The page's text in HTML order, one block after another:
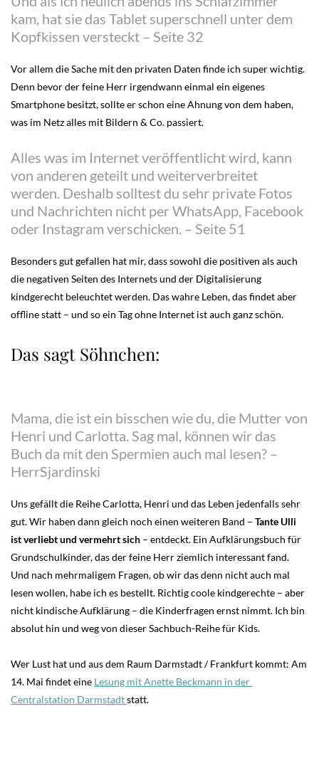
kam, hat sie das Tablet superschnell unter dem
Kopfkissen versteckt – Seite 32
Vor allem die Sache mit den privaten Daten finde ich super wichtig.
Denn bevor der feine Herr irgendwann einmal ein eigenes
Smartphone besitzt, sollte er schon eine Ahnung von dem haben,
was im Netz alles mit Bildern & Co. passiert.
Alles was im Internet veröffentlicht wird, kann
von anderen geteilt und weiterverbreitet
werden. Deshalb solltest du sehr private Fotos
und Nachrichten nicht per WhatsApp, Facebook
oder Instagram verschicken. – Seite 51
Besonders gut gefallen hat mir, dass sowohl die positiven als auch
die negativen Seiten des Internets und der Digitalisierung
kindgerecht beleuchtet werden. Das wahre Leben, das findet aber
offline statt – und so ein Tag ohne Internet ist auch ganz schön.
Das sagt Söhnchen:
Mama, die ist ein bisschen wie du, die Mutter von
Henri und Carlotta. Sag mal, können wir das
Buch da mit den Spermien auch mal lesen? –
HerrSjardinski
Uns gefällt die Reihe Carlotta, Henri und das Leben jedenfalls sehr
gut. Wir haben dann gleich noch einen weiteren Band – Tante Ulli
ist verliebt und vermehrt sich – entdeckt. Ein Aufklärungsbuch für
Grundschulkinder, das der feine Herr ziemlich interessant fand.
Und nach mehrmaligem Fragen, ob wir das denn nicht auch mal
lesen wollen, habe ich es bestellt. Richtig coole kindgerechte – aber
nicht kindische Aufklärung – die Kinderfragen ernst nimmt. Ich bin
absolut hin und weg von dieser Sachbuch-Reihe für Kids.
Wer Lust hat und aus dem Raum Darmstadt / Frankfurt kommt: Am
14. Mai findet eine Lesung mit Anette Beckmann in der
Centralstation Darmstadtstatt.